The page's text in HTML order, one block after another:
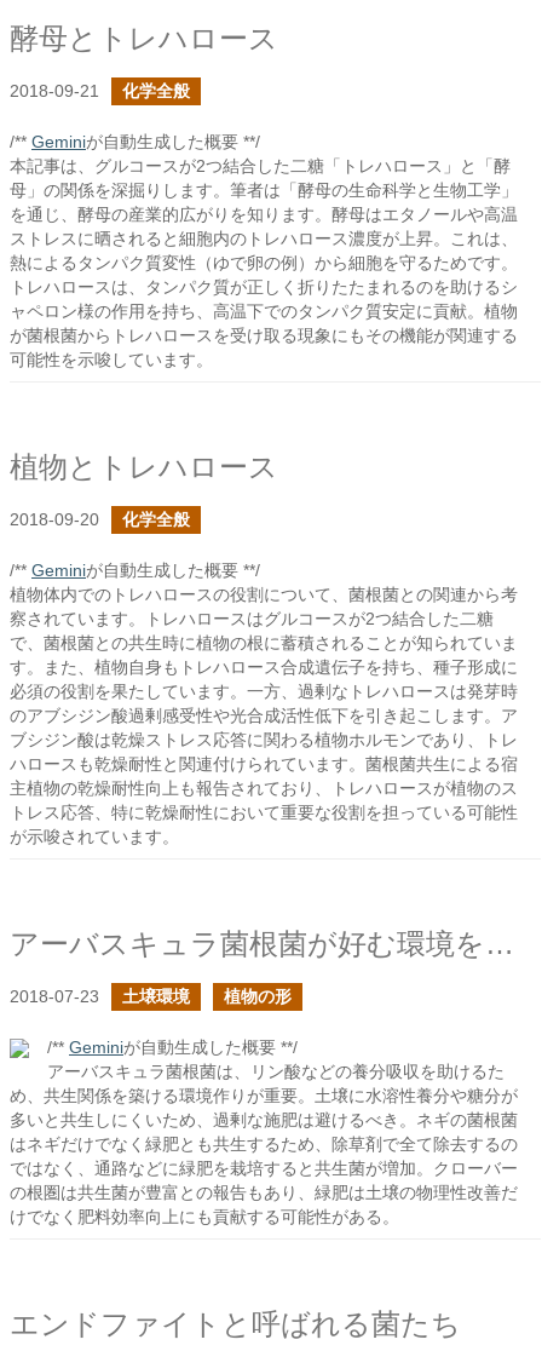
酵母とトレハロース
2018-09-21 化学全般
/** Geminiが自動生成した概要 **/
本記事は、グルコースが2つ結合した二糖「トレハロース」と「酵
母」の関係を深掘りします。筆者は「酵母の生命科学と生物工学」
を通じ、酵母の産業的広がりを知ります。酵母はエタノールや高温
ストレスに晒されると細胞内のトレハロース濃度が上昇。これは、
熱によるタンパク質変性（ゆで卵の例）から細胞を守るためです。
トレハロースは、タンパク質が正しく折りたたまれるのを助けるシ
ャペロン様の作用を持ち、高温下でのタンパク質安定に貢献。植物
が菌根菌からトレハロースを受け取る現象にもその機能が関連する
可能性を示唆しています。
植物とトレハロース
2018-09-20 化学全般
/** Geminiが自動生成した概要 **/
植物体内でのトレハロースの役割について、菌根菌との関連から考
察されています。トレハロースはグルコースが2つ結合した二糖
で、菌根菌との共生時に植物の根に蓄積されることが知られていま
す。また、植物自身もトレハロース合成遺伝子を持ち、種子形成に
必須の役割を果たしています。一方、過剰なトレハロースは発芽時
のアブシジン酸過剰感受性や光合成活性低下を引き起こします。ア
ブシジン酸は乾燥ストレス応答に関わる植物ホルモンであり、トレ
ハロースも乾燥耐性と関連付けられています。菌根菌共生による宿
主植物の乾燥耐性向上も報告されており、トレハロースが植物のス
トレス応答、特に乾燥耐性において重要な役割を担っている可能性
が示唆されています。
アーバスキュラ菌根菌が好む環境を探る
2018-07-23 土壌環境 植物の形
/** Geminiが自動生成した概要 **/
アーバスキュラ菌根菌は、リン酸などの養分吸収を助けるた
め、共生関係を築ける環境作りが重要。土壌に水溶性養分や糖分が
多いと共生しにくいため、過剰な施肥は避けるべき。ネギの菌根菌
はネギだけでなく緑肥とも共生するため、除草剤で全て除去するの
ではなく、通路などに緑肥を栽培すると共生菌が増加。クローバー
の根圏は共生菌が豊富との報告もあり、緑肥は土壌の物理性改善だ
けでなく肥料効率向上にも貢献する可能性がある。
エンドファイトと呼ばれる菌たち